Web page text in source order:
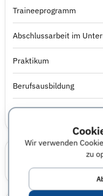
Wir verwenden
zu
Traineeprogramm
Abschlussarbeit im
Praktikum
Berufsausbildung
Studierendenjob
Bewerbungsprozess
Es gibt ein mehrstufiges